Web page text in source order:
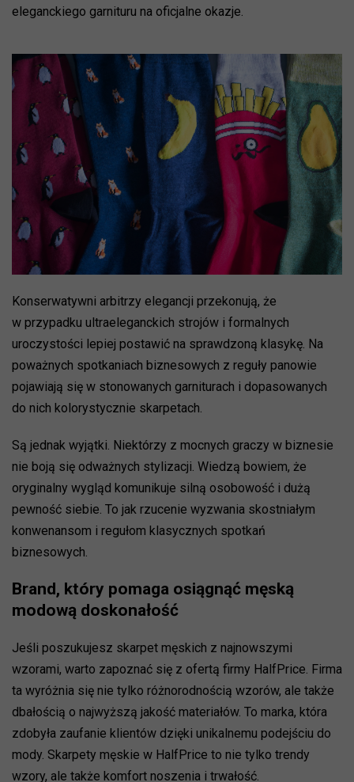
eleganckiego garnituru na oficjalne okazje.
Konserwatywni arbitrzy elegancji przekonują, że
w przypadku ultraeleganckich strojów i formalnych
uroczystości lepiej postawić na sprawdzoną klasykę. Na
poważnych spotkaniach biznesowych z reguły panowie
pojawiają się w stonowanych garniturach i dopasowanych
do nich kolorystycznie skarpetach.
Są jednak wyjątki. Niektórzy z mocnych graczy w biznesie
nie boją się odważnych stylizacji. Wiedzą bowiem, że
oryginalny wygląd komunikuje silną osobowość i dużą
pewność siebie. To jak rzucenie wyzwania skostniałym
konwenansom i regułom klasycznych spotkań
biznesowych.
Brand, który pomaga osiągnąć męską
modową doskonałość
Jeśli poszukujesz skarpet męskich z najnowszymi
wzorami, warto zapoznać się z ofertą firmy HalfPrice. Firma
ta wyróżnia się nie tylko różnorodnością wzorów, ale także
dbałością o najwyższą jakość materiałów. To marka, która
zdobyła zaufanie klientów dzięki unikalnemu podejściu do
mody. Skarpety męskie w HalfPrice to nie tylko trendy
wzory, ale także komfort noszenia i trwałość.